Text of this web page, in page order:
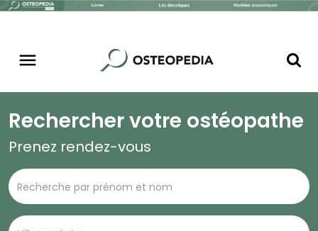
Rechercher votre ostéopathe
Prenez rendez-vous